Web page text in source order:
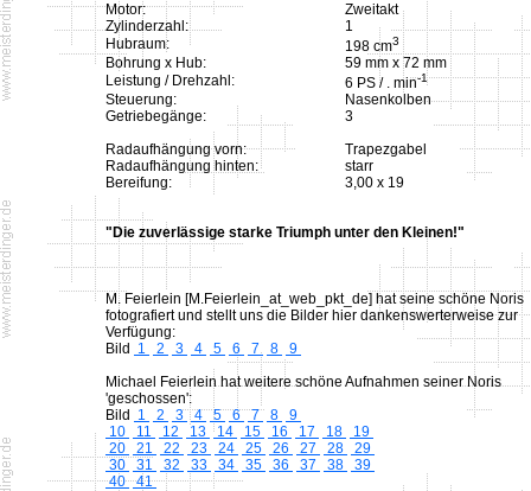
Motor:
Zweitakt
Zylinderzahl:
1
Hubraum:
198 cm3
Bohrung x Hub:
59 mm x 72 mm
Leistung / Drehzahl:
6 PS / . min-1
Steuerung:
Nasenkolben
Getriebegänge:
3
Radaufhängung vorn:
Trapezgabel
Radaufhängung hinten:
starr
Bereifung:
3,00 x 19
"Die zuverlässige starke Triumph unter den Kleinen!"
M. Feierlein [M.Feierlein_at_web_pkt_de] hat seine schöne Noris
fotografiert und stellt uns die Bilder hier dankenswerterweise zur
Verfügung:
Bild
1 2 3 4 5 6 7 8
9
Michael Feierlein hat weitere schöne Aufnahmen seiner Noris
'geschossen':
Bild
1 2 3 4 5 6 7 8
9
10
11 12 13 14 15 16 17 18
19
20
21 22 23 24 25 26 27 28
29
30
31 32 33 34 35 36 37 38
39
40 41